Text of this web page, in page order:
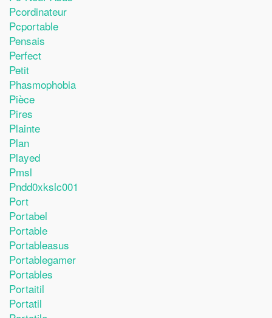
Pcordinateur
Pcportable
Pensais
Perfect
Petit
Phasmophobia
Pièce
Pires
Plainte
Plan
Played
Pmsl
Pndd0xkslc001
Port
Portabel
Portable
Portableasus
Portablegamer
Portables
Portaitil
Portatil